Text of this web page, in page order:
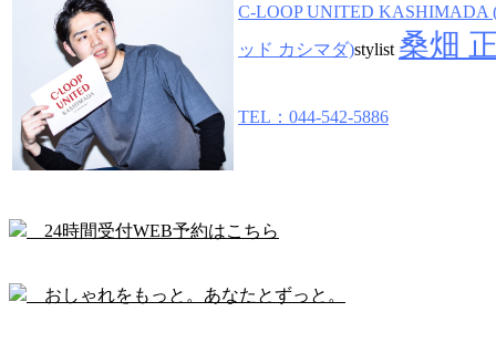
C-LOOP UNITED KASHIMADA
ッド カシマダ)stylist 桑畑
TEL：044-542-5886
24時間受付WEB予約はこちら
おしゃれをもっと。あなたとずっと。